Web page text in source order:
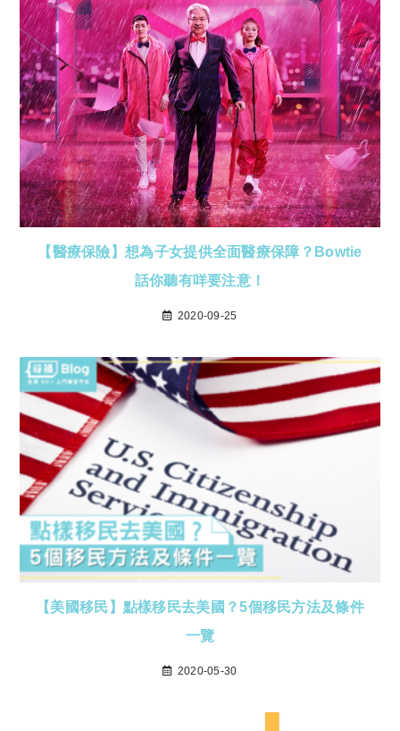
【醫療保險】想為子女提供全面醫療保障？Bowtie
話你聽有咩要注意！
2020-09-25
【美國移民】點樣移民去美國？5個移民方法及條件
一覽
2020-05-30